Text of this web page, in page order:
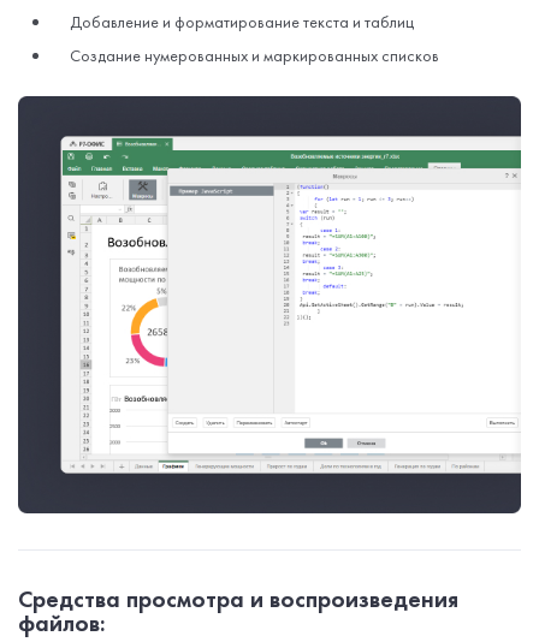
Добавление и форматирование текста и таблиц
Создание нумерованных и маркированных списков
Средства просмотра и воспроизведения
файлов: